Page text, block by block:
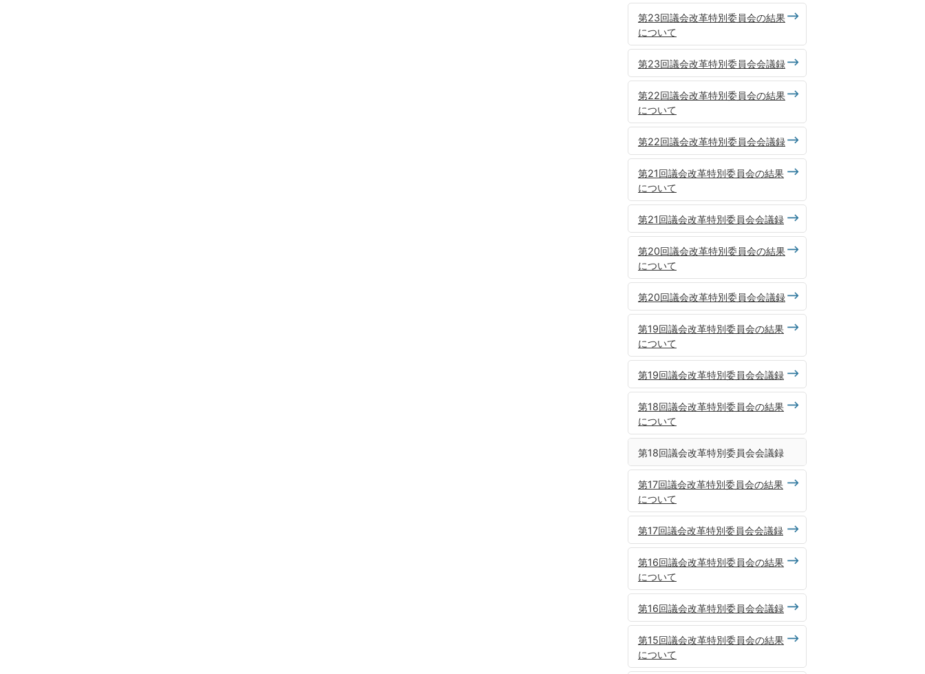
第23回議会改革特別委員会の結果
について
第23回議会改革特別委員会会議録
第22回議会改革特別委員会の結果
について
第22回議会改革特別委員会会議録
第21回議会改革特別委員会の結果
について
第21回議会改革特別委員会会議録
第20回議会改革特別委員会の結果
について
第20回議会改革特別委員会会議録
第19回議会改革特別委員会の結果
について
第19回議会改革特別委員会会議録
第18回議会改革特別委員会の結果
について
第18回議会改革特別委員会会議録
第17回議会改革特別委員会の結果
について
第17回議会改革特別委員会会議録
第16回議会改革特別委員会の結果
について
第16回議会改革特別委員会会議録
第15回議会改革特別委員会の結果
について